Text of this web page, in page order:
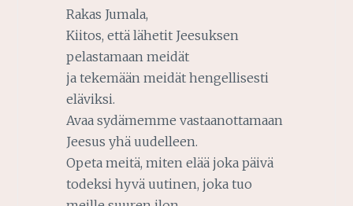
Rakas Jumala,
Kiitos, että lähetit Jeesuksen
pelastamaan meidät
ja tekemään meidät hengellisesti
eläviksi.
Avaa sydämemme vastaanottamaan
Jeesus yhä uudelleen.
Opeta meitä, miten elää joka päivä
todeksi hyvä uutinen, joka tuo